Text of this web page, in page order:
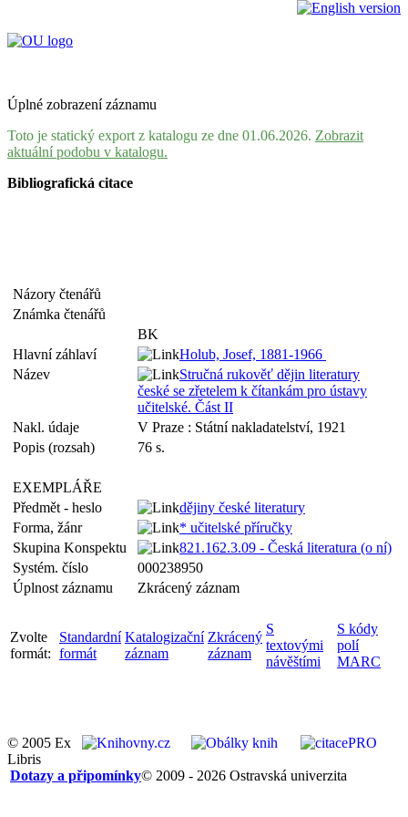
Úplné zobrazení záznamu
Toto je statický export z katalogu ze dne 01.06.2026. Zobrazit
aktuální podobu v katalogu.
Bibliografická citace
Názory čtenářů
Známka čtenářů
BK
Hlavní záhlaví
Holub, Josef, 1881-1966
Název
Stručná rukověť dějin literatury
české se zřetelem k čítankám pro ústavy
učitelské. Část II
Nakl. údaje
V Praze : Státní nakladatelství, 1921
Popis (rozsah)
76 s.
EXEMPLÁŘE
Předmět - heslo
dějiny české literatury
Forma, žánr
* učitelské příručky
Skupina Konspektu
821.162.3.09 - Česká literatura (o ní)
Systém. číslo
000238950
Úplnost záznamu
Zkrácený záznam
Zvolte
formát:
Standardní
formát
Katalogizační
záznam
Zkrácený
záznam
S
textovými
návěštími
S kódy
polí
MARC
© 2005 Ex
Libris
© 2009 - 2026 Ostravská univerzita
Dotazy a připomínky